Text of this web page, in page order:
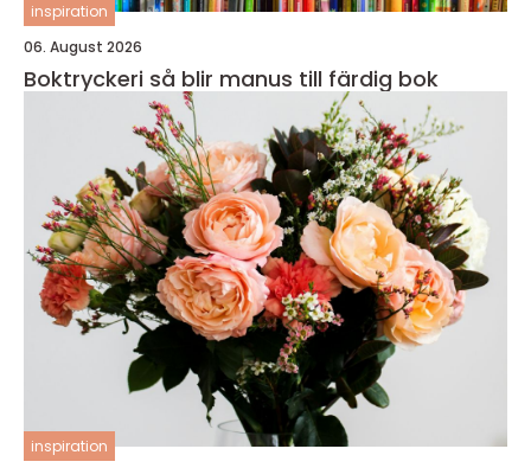
inspiration
06. August 2026
Boktryckeri så blir manus till färdig bok
inspiration